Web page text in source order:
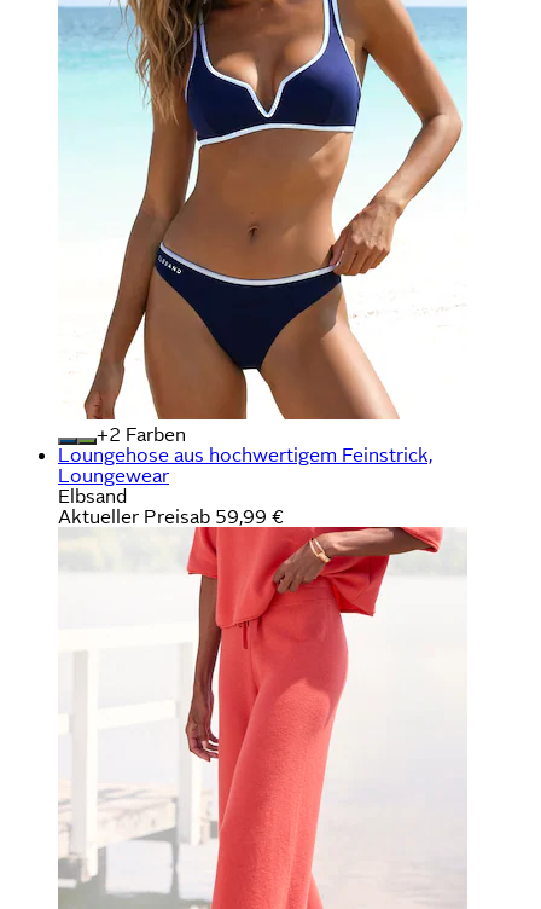
+
Farben
Loungehose aus hochwertigem Feinstrick,
Loungewear
Elbsand
Aktueller Preisab 59,99 €